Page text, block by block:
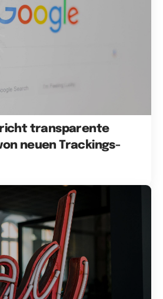
transparente
neuen Trackings-